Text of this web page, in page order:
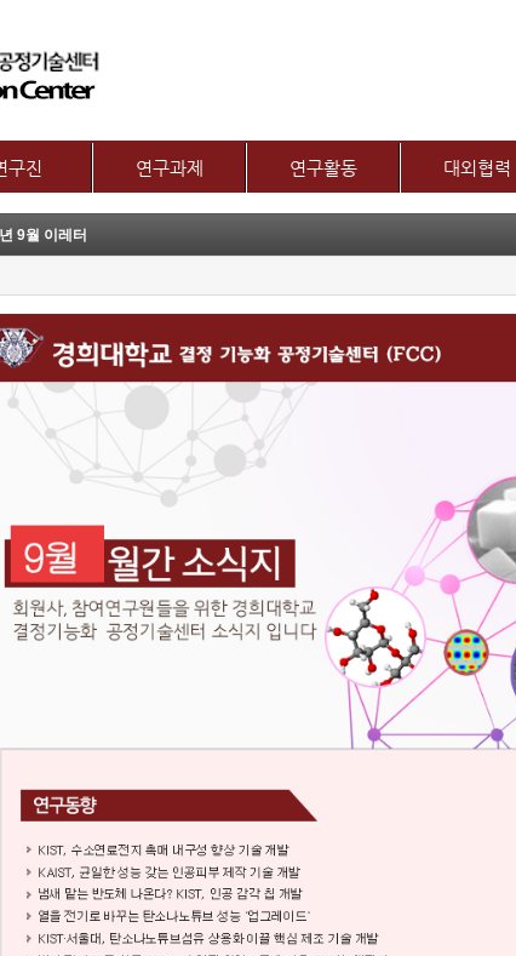
구진
연구내용
연구과제 연구활동 대외협력
9월 이레터